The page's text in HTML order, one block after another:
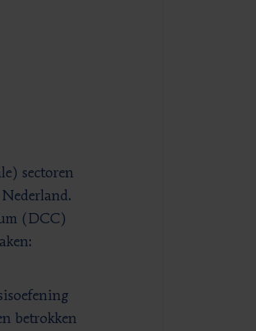
sectoren
(DCC)
betrokken